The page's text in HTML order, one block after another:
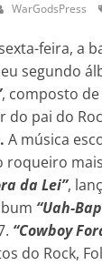
WarGodsPress
feira, a
segundo
, composto
do pai do
A música
roqueiro
da Lei”,
“Uah-
“Cowboy
do Rock,